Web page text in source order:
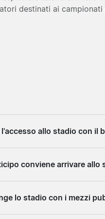
destinati ai
allo stadio con il
leggono il codice a
conviene arrivare allo
calma. Per O Clássico
lo stadio con i mezzi